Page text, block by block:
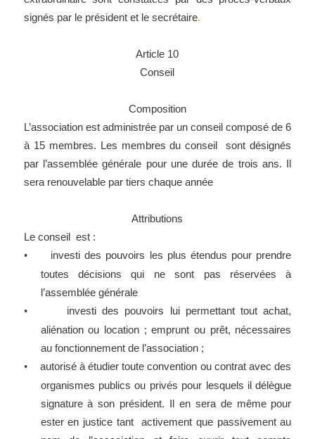
signés par le président et le secrétaire.
Article 10
Conseil
Composition
L’association est administrée par un conseil composé de 6
à 15 membres. Les membres du conseil sont désignés
par l’assemblée générale pour une durée de trois ans. Il
sera renouvelable par tiers chaque année
Attributions
Le conseil est :
•
investi des pouvoirs les plus étendus pour prendre
toutes décisions qui ne sont pas réservées à
l’assemblée générale
•
investi des pouvoirs lui permettant tout achat,
aliénation ou location ; emprunt ou prêt, nécessaires
au fonctionnement de l’association ;
•
autorisé à étudier toute convention ou contrat avec des
organismes publics ou privés pour lesquels il délègue
signature à son président. Il en sera de même pour
ester en justice tant activement que passivement au